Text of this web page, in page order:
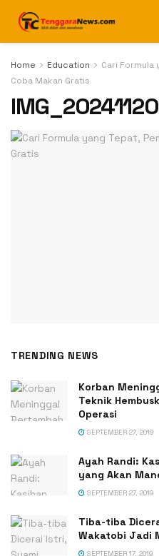
Home Education
Cari Formula
Coba Makan Gratis
TRENDING NEWS
Korban
Teknik
Operasi
SEPTEMBER 27, 2019
Ayah Randi:
yang Akan
SEPTEMBER 27, 2019
Tiba-tiba
Wakatobi Jadi
SEPTEMBER 17, 2019